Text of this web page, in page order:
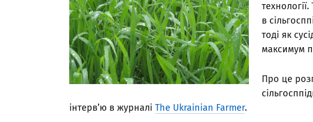
в
тоді як
максимум
Про це
інтерв’ю в журналі The Ukrainian Farmer.